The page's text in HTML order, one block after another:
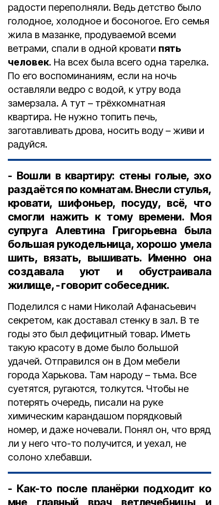
радости переполняли. Ведь детство было
голодное, холодное и босоногое. Его семья
жила в мазанке, продуваемой всеми
ветрами, спали в одной кровати пять
человек. На всех была всего одна тарелка.
По его воспоминаниям, если на ночь
оставляли ведро с водой, к утру вода
замерзала. А тут – трёхкомнатная
квартира. Не нужно топить печь,
заготавливать дрова, носить воду – живи и
радуйся.
- Вошли в квартиру: стены голые, эхо
раздаётся по комнатам. Внесли стулья,
кровати, шифоньер, посуду, всё, что
смогли нажить к тому времени. Моя
супруга Алевтина Григорьевна была
большая рукодельница, хорошо умела
шить, вязать, вышивать. Именно она
создавала уют и обустраивала
жилище, - говорит собеседник.
Поделился с нами Николай Афанасьевич
секретом, как доставал стенку в зал. В те
годы это был дефицитный товар. Иметь
такую красоту в доме было большой
удачей. Отправился он в Дом мебели
города Харькова. Там народу – тьма. Все
суетятся, ругаются, толкутся. Чтобы не
потерять очередь, писали на руке
химическим карандашом порядковый
номер, и даже ночевали. Понял он, что вряд
ли у него что-то получится, и уехал, не
солоно хлебавши.
- Как-то после планёрки подходит ко
мне главный врач ветлечебницы и